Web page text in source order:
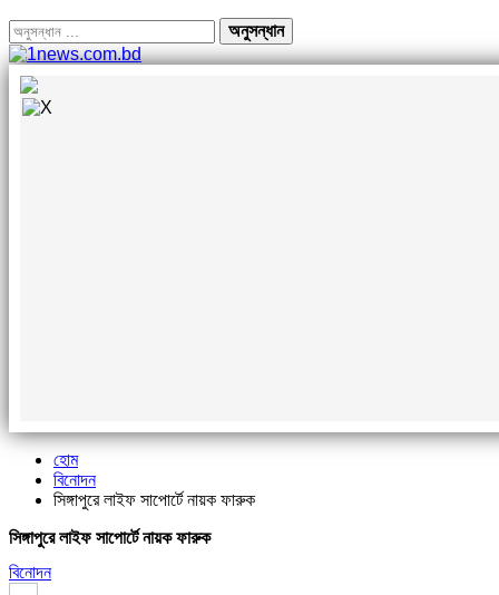
হোম
বিনোদন
সিঙ্গাপুরে লাইফ সাপোর্টে নায়ক ফারুক
সিঙ্গাপুরে লাইফ সাপোর্টে নায়ক ফারুক
বিনোদন